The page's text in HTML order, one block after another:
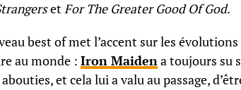
etFor The Greater Good Of God.
best of met l’accent sur les
au monde : Iron Maidena toujours su
et cela lui a valu au passage,